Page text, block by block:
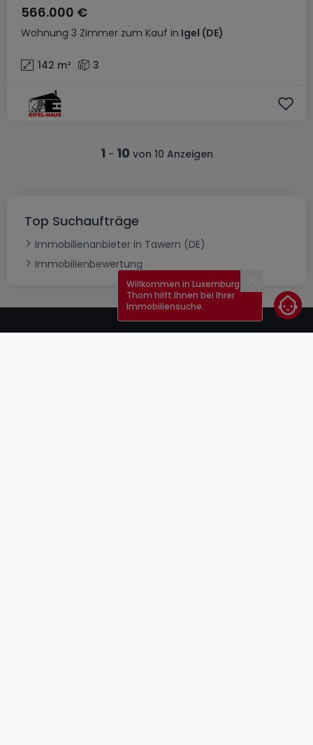
Wohnung 3 Zimmer zum Kauf in Igel (DE)
566.000 €
142 m² 3
1 - 10 von 10 Anzeigen
Top Suchaufträge
Immobilienanbieter in Tawern (DE)
Immobilienbewertung
Schließen
Willkommen in Luxemburg!
Thom hilft Ihnen bei Ihrer
Immobiliensuche.